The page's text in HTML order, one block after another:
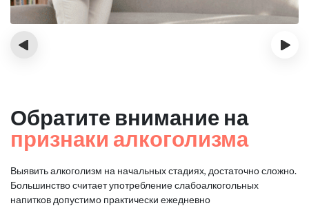
‹ ›
Обратите внимание на
признаки алкоголизма
Выявить алкоголизм на начальных стадиях, достаточно сложно.
Большинство считает употребление слабоалкогольных
напитков допустимо практически ежедневно